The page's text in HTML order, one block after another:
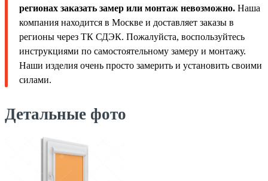
регионах заказать замер или монтаж невозможно. Наша
компания находится в Москве и доставляет заказы в
регионы через ТК СДЭК. Пожалуйста, воспользуйтесь
инструкциями по самостоятельному замеру и монтажу.
Наши изделия очень просто замерить и установить своими
силами.
Детальные фото